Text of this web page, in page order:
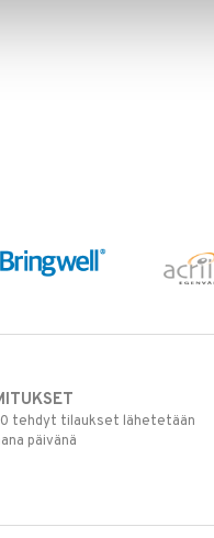
tehdyt tilaukset lähetetään
päivänä